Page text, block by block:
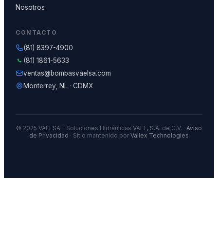
Nosotros
CONTACTO
(81) 8397-4900
(81) 1861-5633
ventas@bombasvaelsa.com
Monterrey, NL · CDMX
© 2025 VAELSA - Soluciones Hidráulicas VAEL, S.A. de C.V. · Aviso
de Privacidad · Sitio mantenido por Vallex Technologies